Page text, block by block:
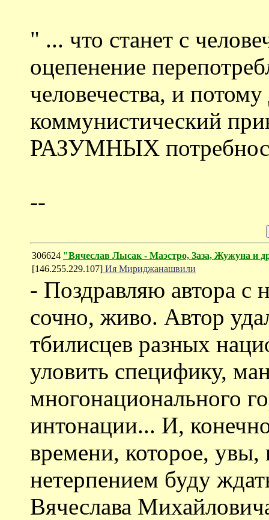
" ... что станет с
оцепенение
человечества, и
коммунистический
РАЗУМНЫХ
--
306624 "Вячеслав Лысак - Маэстро, Заза, Жужуна и
[146.255.229.107] Ия Мириджанашвили
- Поздравляю автора с
сочно, живо. Автор
тбилисцев разных
уловить специфику,
многонационального
интонации... И,
времени, которое, увы,
нетерпением буду
Вячеслава